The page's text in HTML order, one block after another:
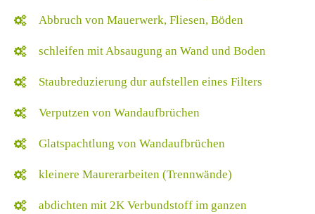
Abbruch von Mauerwerk, Fliesen, Böden
schleifen mit Absaugung an Wand und Boden
Staubreduzierung dur aufstellen eines Filters
Verputzen von Wandaufbrüchen
Glatspachtlung von Wandaufbrüchen
kleinere Maurerarbeiten (Trennwände)
abdichten mit 2K Verbundstoff im ganzen